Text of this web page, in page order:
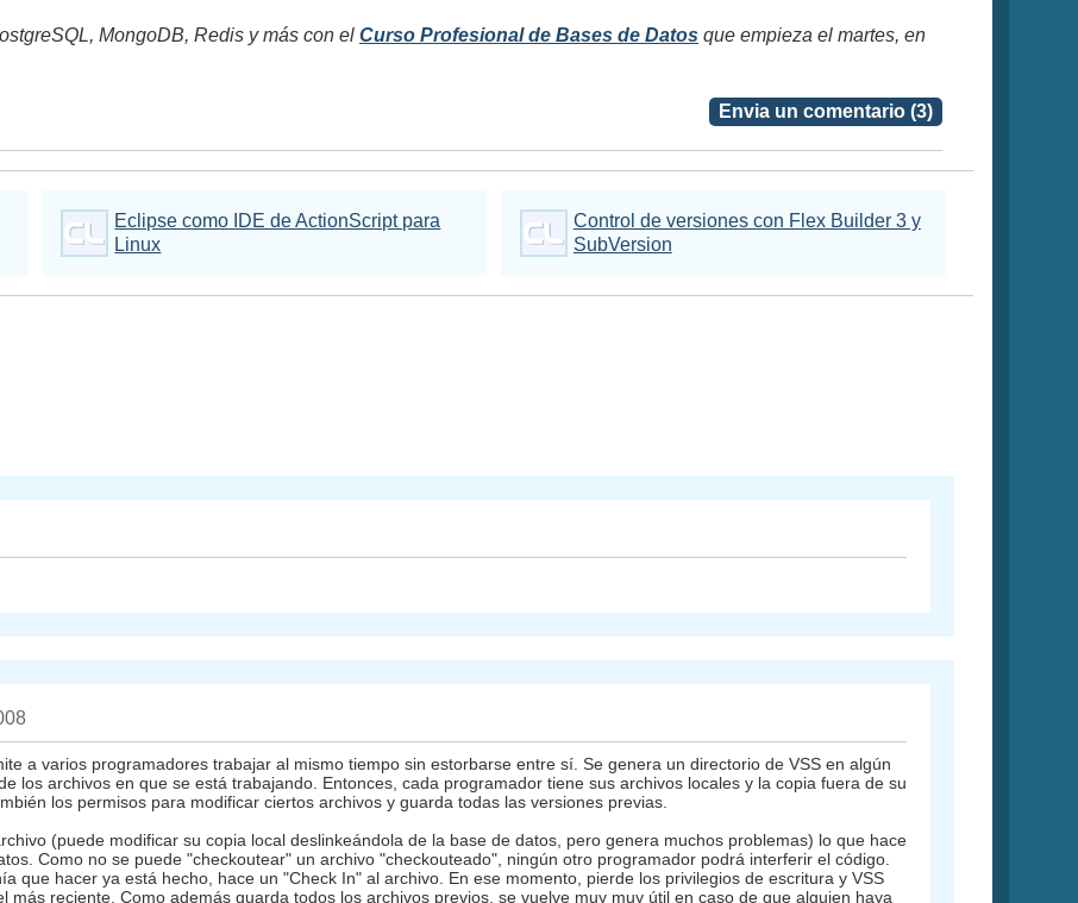
MongoDB, Redis y más con el Curso Profesional de Bases de Datos que empieza el martes, en
Envia un comentario (3)
Eclipse como IDE de ActionScript para
Linux
Control de versiones con Flex Builder 3 y
SubVersion
a varios programadores trabajar al mismo tiempo sin estorbarse entre sí. Se genera un directorio de VSS en algún
los archivos en que se está trabajando. Entonces, cada programador tiene sus archivos locales y la copia fuera de su
los permisos para modificar ciertos archivos y guarda todas las versiones previas.
(puede modificar su copia local deslinkeándola de la base de datos, pero genera muchos problemas) lo que hace
Como no se puede "checkoutear" un archivo "checkouteado", ningún otro programador podrá interferir el código.
que hacer ya está hecho, hace un "Check In" al archivo. En ese momento, pierde los privilegios de escritura y VSS
más reciente. Como además guarda todos los archivos previos, se vuelve muy muy útil en caso de que alguien haya